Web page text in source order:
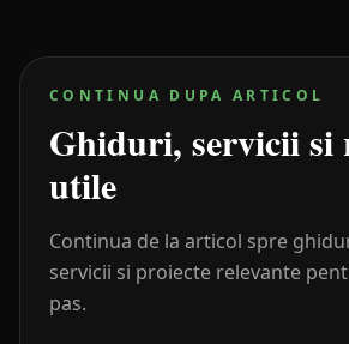
CONTINUA DUPA ARTICOL
Ghiduri, servicii si
utile
Continua de la articol spre
servicii si proiecte relevante
pas.